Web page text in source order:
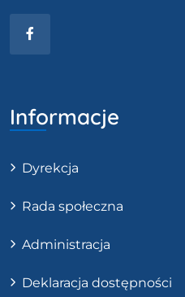
Informacje
Dyrekcja
Rada społeczna
Administracja
Deklaracja dostępności